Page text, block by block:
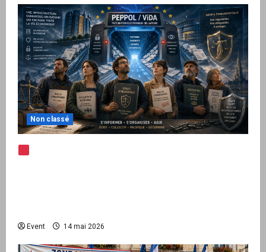
Non classé
Event 14 mai 2026